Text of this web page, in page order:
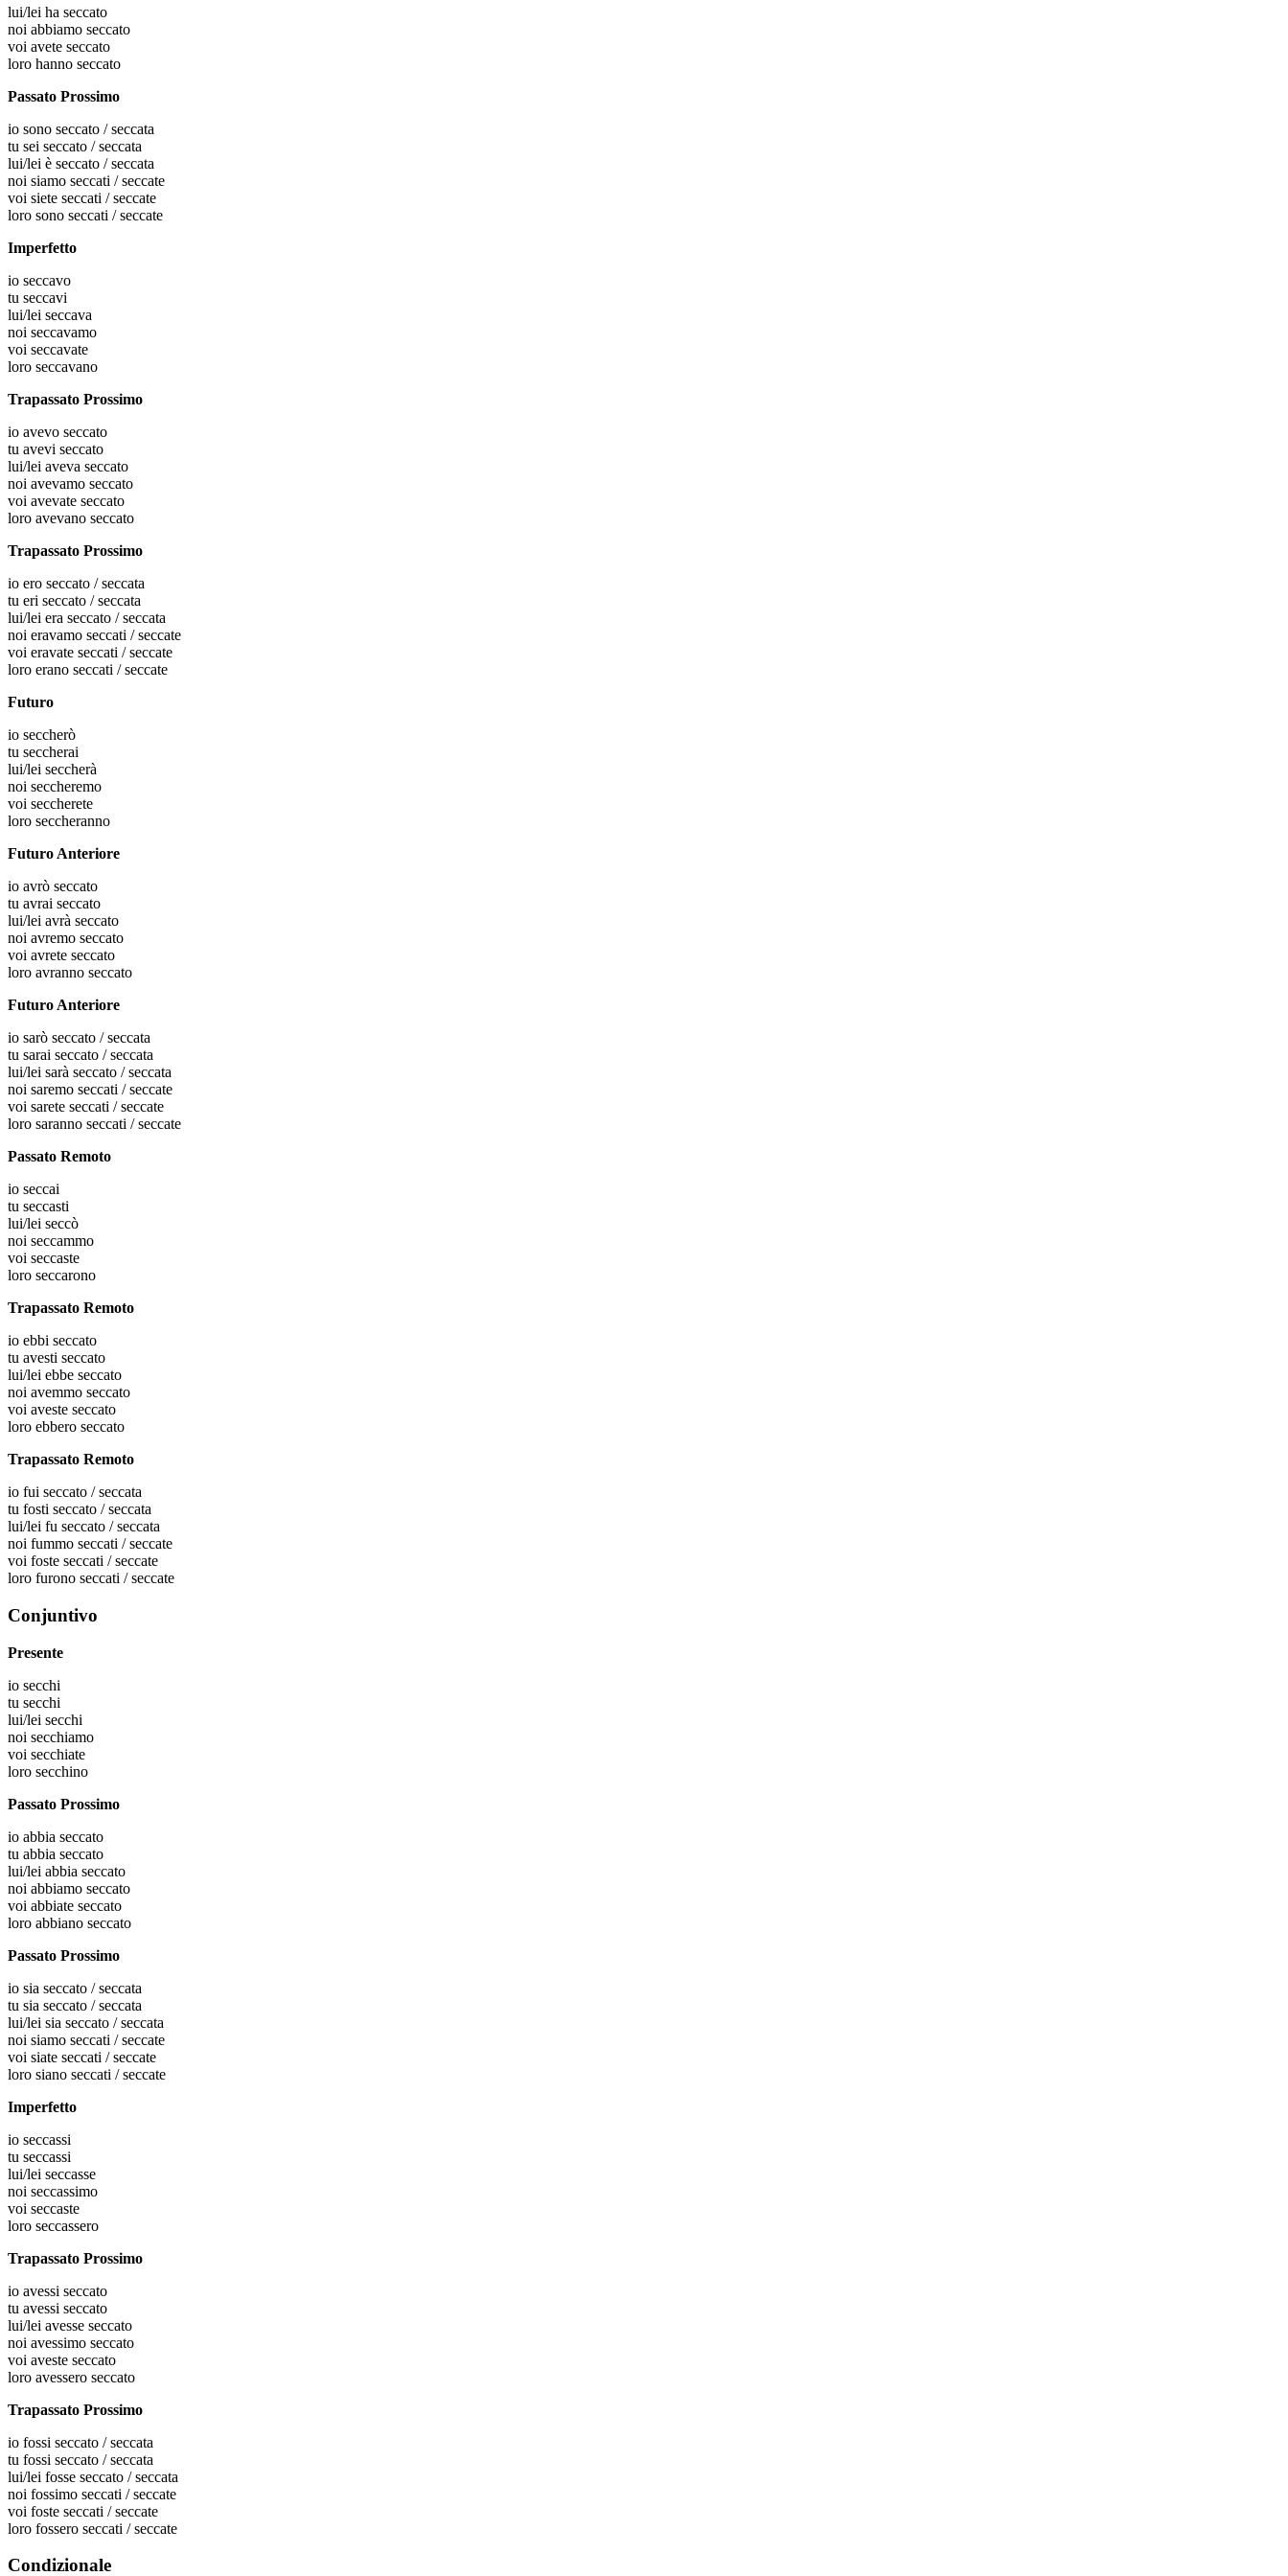
lui/lei ha seccato
noi abbiamo seccato
voi avete seccato
loro hanno seccato
Passato Prossimo
io sono seccato / seccata
tu sei seccato / seccata
lui/lei è seccato / seccata
noi siamo seccati / seccate
voi siete seccati / seccate
loro sono seccati / seccate
Imperfetto
io seccavo
tu seccavi
lui/lei seccava
noi seccavamo
voi seccavate
loro seccavano
Trapassato Prossimo
io avevo seccato
tu avevi seccato
lui/lei aveva seccato
noi avevamo seccato
voi avevate seccato
loro avevano seccato
Trapassato Prossimo
io ero seccato / seccata
tu eri seccato / seccata
lui/lei era seccato / seccata
noi eravamo seccati / seccate
voi eravate seccati / seccate
loro erano seccati / seccate
Futuro
io seccherò
tu seccherai
lui/lei seccherà
noi seccheremo
voi seccherete
loro seccheranno
Futuro Anteriore
io avrò seccato
tu avrai seccato
lui/lei avrà seccato
noi avremo seccato
voi avrete seccato
loro avranno seccato
Futuro Anteriore
io sarò seccato / seccata
tu sarai seccato / seccata
lui/lei sarà seccato / seccata
noi saremo seccati / seccate
voi sarete seccati / seccate
loro saranno seccati / seccate
Passato Remoto
io seccai
tu seccasti
lui/lei seccò
noi seccammo
voi seccaste
loro seccarono
Trapassato Remoto
io ebbi seccato
tu avesti seccato
lui/lei ebbe seccato
noi avemmo seccato
voi aveste seccato
loro ebbero seccato
Trapassato Remoto
io fui seccato / seccata
tu fosti seccato / seccata
lui/lei fu seccato / seccata
noi fummo seccati / seccate
voi foste seccati / seccate
loro furono seccati / seccate
Conjuntivo
Presente
io secchi
tu secchi
lui/lei secchi
noi secchiamo
voi secchiate
loro secchino
Passato Prossimo
io abbia seccato
tu abbia seccato
lui/lei abbia seccato
noi abbiamo seccato
voi abbiate seccato
loro abbiano seccato
Passato Prossimo
io sia seccato / seccata
tu sia seccato / seccata
lui/lei sia seccato / seccata
noi siamo seccati / seccate
voi siate seccati / seccate
loro siano seccati / seccate
Imperfetto
io seccassi
tu seccassi
lui/lei seccasse
noi seccassimo
voi seccaste
loro seccassero
Trapassato Prossimo
io avessi seccato
tu avessi seccato
lui/lei avesse seccato
noi avessimo seccato
voi aveste seccato
loro avessero seccato
Trapassato Prossimo
io fossi seccato / seccata
tu fossi seccato / seccata
lui/lei fosse seccato / seccata
noi fossimo seccati / seccate
voi foste seccati / seccate
loro fossero seccati / seccate
Condizionale